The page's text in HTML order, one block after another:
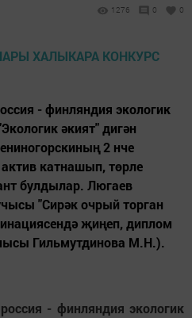
1276 0 0
- финляндия экологик
әкият" дигән
2 нче
катнашып, төрле
булдылар. Люгаев
"Сирәк очрый торган
җиңеп, диплом
Гильмутдинова М.Н.).
- финляндия экологик